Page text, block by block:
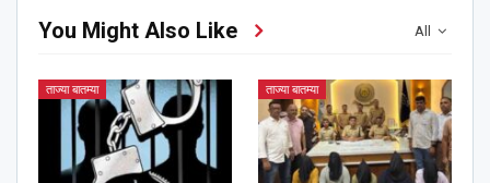
All
You Might Also Like
ताज्या बातम्या ताज्या बातम्या